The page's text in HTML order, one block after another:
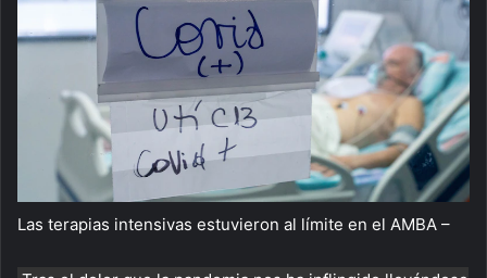
Las terapias intensivas estuvieron al límite en el AMBA –